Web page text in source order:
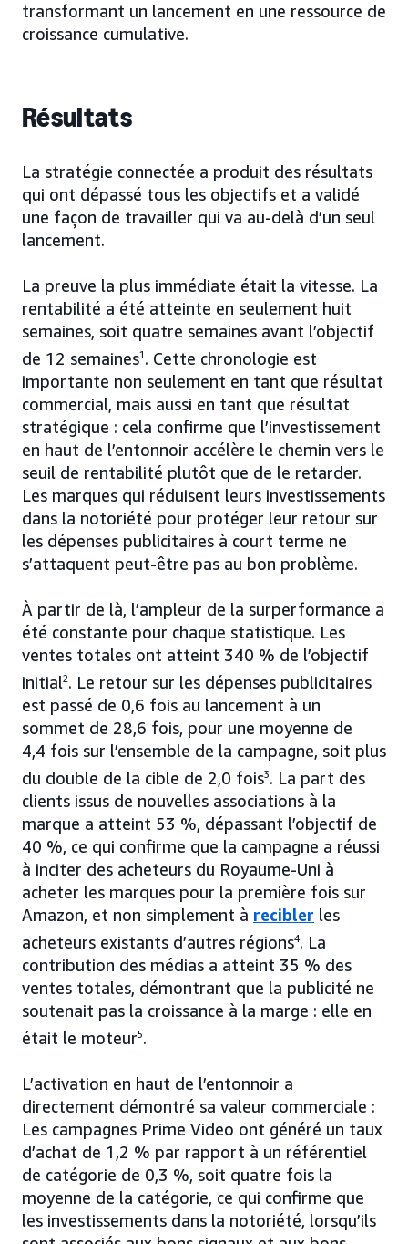
transformant un lancement en une ressource de
croissance cumulative.
Résultats
La stratégie connectée a produit des résultats
qui ont dépassé tous les objectifs et a validé
une façon de travailler qui va au-delà d’un seul
lancement.
La preuve la plus immédiate était la vitesse. La
rentabilité a été atteinte en seulement huit
semaines, soit quatre semaines avant l’objectif
de 12 semaines1 . Cette chronologie est
importante non seulement en tant que résultat
commercial, mais aussi en tant que résultat
stratégique : cela confirme que l’investissement
en haut de l’entonnoir accélère le chemin vers le
seuil de rentabilité plutôt que de le retarder.
Les marques qui réduisent leurs investissements
dans la notoriété pour protéger leur retour sur
les dépenses publicitaires à court terme ne
s’attaquent peut-être pas au bon problème.
À partir de là, l’ampleur de la surperformance a
été constante pour chaque statistique. Les
ventes totales ont atteint 340 % de l’objectif
initial2. Le retour sur les dépenses publicitaires
est passé de 0,6 fois au lancement à un
sommet de 28,6 fois, pour une moyenne de
4,4 fois sur l’ensemble de la campagne, soit plus
du double de la cible de 2,0 fois3. La part des
clients issus de nouvelles associations à la
marque a atteint 53 %, dépassant l’objectif de
40 %, ce qui confirme que la campagne a réussi
à inciter des acheteurs du Royaume-Uni à
acheter les marques pour la première fois sur
Amazon, et non simplement à recibler les
acheteurs existants d’autres régions4. La
contribution des médias a atteint 35 % des
ventes totales, démontrant que la publicité ne
soutenait pas la croissance à la marge : elle en
était le moteur5.
L’activation en haut de l’entonnoir a
directement démontré sa valeur commerciale :
Les campagnes Prime Video ont généré un taux
d’achat de 1,2 % par rapport à un référentiel
de catégorie de 0,3 %, soit quatre fois la
moyenne de la catégorie, ce qui confirme que
les investissements dans la notoriété, lorsqu’ils